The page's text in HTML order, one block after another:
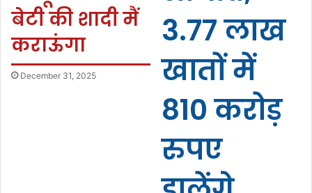
बेटी की शादी मैं
कराऊंगा
December 31, 2025
3.77 लाख
खातों में
810 करोड़
रुपए